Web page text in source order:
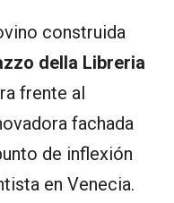
construida
della Libreria
frente al
fachada
de inflexión
en Venecia.